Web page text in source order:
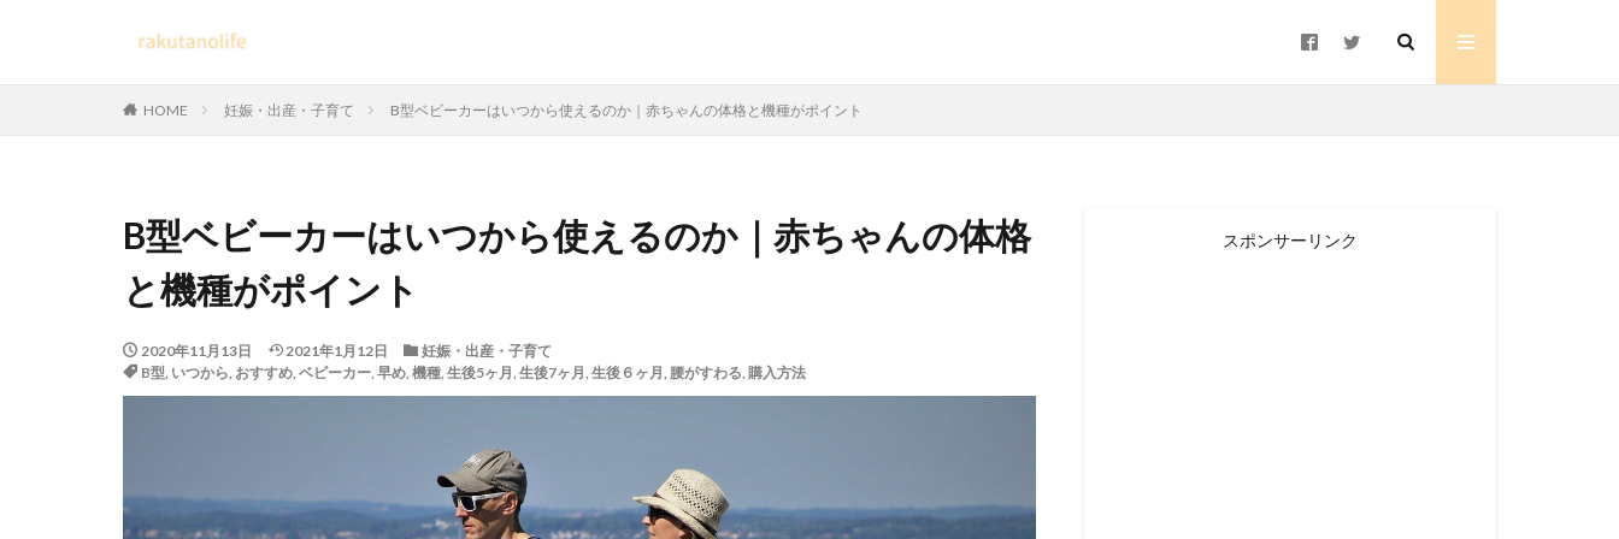
HOME 妊娠・出産・子育て B型ベビーカーはいつから使えるのか｜赤ちゃんの体格と機種がポイント
B型ベビーカーはいつから使えるのか｜赤ちゃんの体格
と機種がポイント
2020年11月13日 2021年1月12日
妊娠・出産・子育て
B型, いつから, おすすめ, ベビーカー, 早め, 機種, 生後5ヶ月, 生後7ヶ月, 生後６ヶ月, 腰がすわる, 購入方法
スポンサーリンク